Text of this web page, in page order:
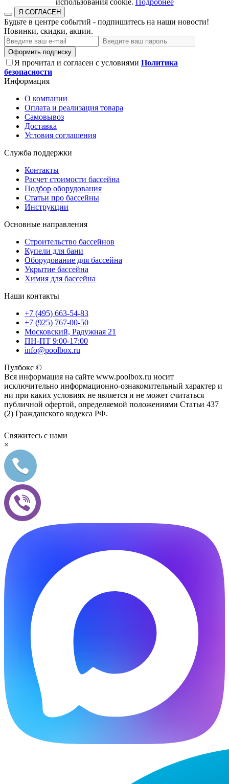
использования cookie.​​​​​​​ Подробнее
Я СОГЛАСЕН
Будьте в центре событий - подпишитесь на наши новости!
Новинки, скидки, акции.
Оформить подписку
Я прочитал и согласен с условиями Политика
безопасности
Информация
О компании
Оплата и реализация товара
Самовывоз
Доставка
Условия соглашения
Служба поддержки
Контакты
Расчет стоимости бассейна
Подбор оборудования
Статьи про бассейны
Инструкции
Основные направления
Строительство бассейнов
Купели для бани
Оборудование для бассейна
Укрытие бассейна
Химия для бассейна
Наши контакты
+7 (495) 663-54-83
+7 (925) 767-00-50
Московский, Радужная 21
ПН-ПТ 9:00-17:00
info@poolbox.ru
Пулбокс ©
Вся информация на сайте www.poolbox.ru носит
исключительно информационно-ознакомительный характер и
ни при каких условиях не является и не может считаться
публичной офертой, определяемой положениями Статьи 437
(2) Гражданского кодекса РФ.
Свяжитесь с нами
×